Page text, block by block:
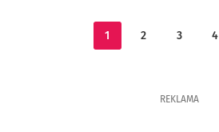
1 2 3 4
REKLAMA